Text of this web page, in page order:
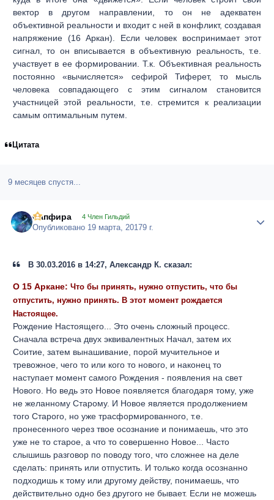
вектор в другом направлении, то он не адекватен
объективной реальности и входит с ней в конфликт, создавая
напряжение (16 Аркан). Если человек воспринимает этот
сигнал, то он вписывается в объективную реальность, т.е.
участвует в ее формировании. Т.к. Объективная реальность
постоянно «вычисляется» сефирой Тиферет, то мысль
человека совпадающего с этим сигналом становится
участницей этой реальности, т.е. стремится к реализации
самым оптимальным путем.
Цитата
9 месяцев спустя...
Сапфира 4 Член Гильдий
Опубликовано 19 марта, 20179 г.
В 30.03.2016 в 14:27, Александр К. сказал:
О 15 Аркане: Что бы принять, нужно отпустить, что бы
отпустить, нужно принять. В этот момент рождается
Настоящее.
Рождение Настоящего... Это очень сложный процесс.
Сначала встреча двух эквивалентных Начал, затем их
Соитие, затем вынашивание, порой мучительное и
тревожное, чего то или кого то нового, и наконец то
наступает момент самого Рождения - появления на свет
Нового. Но ведь это Новое появляется благодаря тому, уже
не желанному Старому. И Новое является продолжением
того Старого, но уже трасформированного, т.е.
пронесенного через твое осознание и понимаешь, что это
уже не то старое, а что то совершенно Новое... Часто
слышишь разговор по поводу того, что сложнее на деле
сделать: принять или отпустить. И только когда осознанно
подходишь к тому или другому действу, понимаешь, что
действительно одно без другого не бывает. Если не можешь